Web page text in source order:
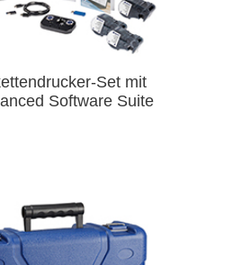
Set mit
Software Suite